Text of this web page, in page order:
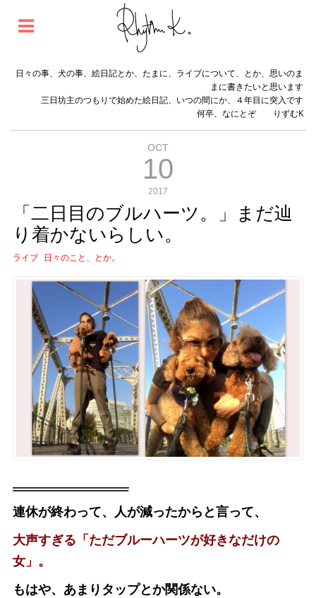
日々の事、犬の事、絵日記とか、たまに、ライブについて、とか、思いのま
まに書きたいと思います
三日坊主のつもりで始めた絵日記、いつの間にか、４年目に突入です
何卒、なにとぞ りずむK
OCT
10
2017
「二日目のブルハーツ。」まだ辿
り着かないらしい。
ライブ 日々のこと、とか。
連休が終わって、人が減ったからと言って、
大声すぎる「ただブルーハーツが好きなだけの
女」。
もはや、あまりタップとか関係ない。